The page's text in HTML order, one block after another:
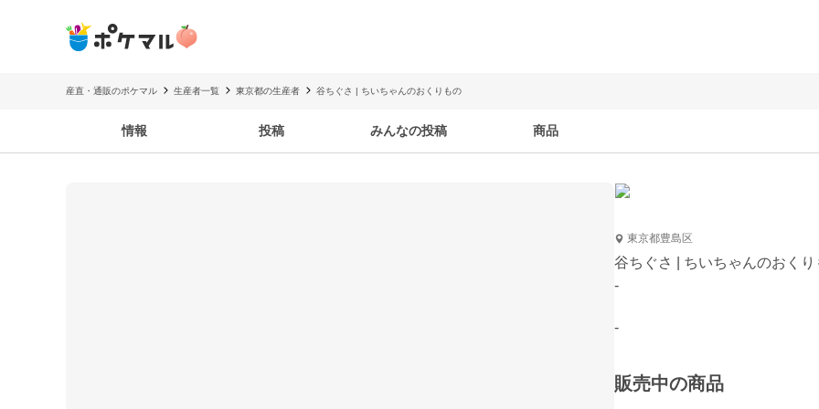
産直・通販のポケマル 生産者一覧 東京都の生産者 谷ちぐさ | ちいちゃんのおくりもの
情報 投稿 みんなの投稿 商品
東京都豊島区
谷ちぐさ | ちいちゃんのおくり
-
-
販売中の商品